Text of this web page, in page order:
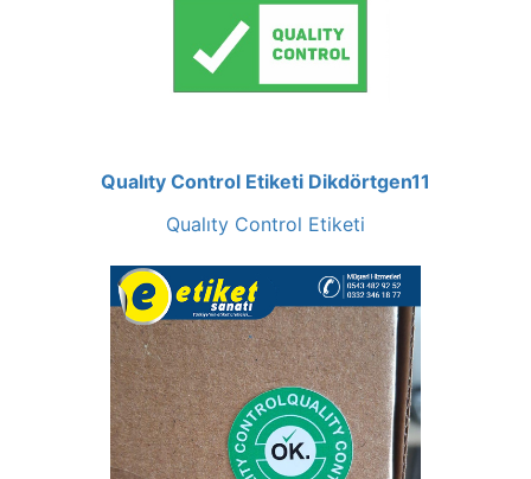
Qualıty Control Etiketi Dikdörtgen11
Qualıty Control Etiketi